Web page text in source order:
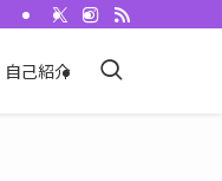
自己紹介